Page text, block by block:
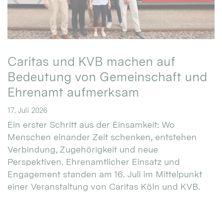
Caritas und KVB machen auf
Bedeutung von Gemeinschaft und
Ehrenamt aufmerksam
17. Juli 2026
Ein erster Schritt aus der Einsamkeit: Wo
Menschen einander Zeit schenken, entstehen
Verbindung, Zugehörigkeit und neue
Perspektiven. Ehrenamtlicher Einsatz und
Engagement standen am 16. Juli im Mittelpunkt
einer Veranstaltung von Caritas Köln und KVB.